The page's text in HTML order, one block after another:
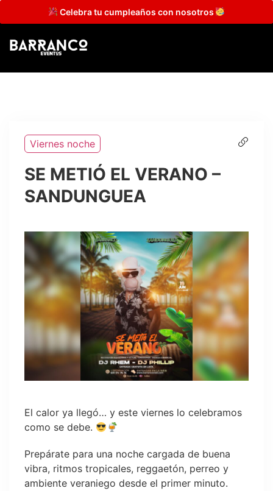
Celebra tu cumpleaños con nosotros
Viernes noche
SE METIÓ EL VERANO –
SANDUNGUEA
El calor ya llegó… y este viernes lo celebramos
como se debe.
Prepárate para una noche cargada de buena
vibra, ritmos tropicales, reggaetón, perreo y
ambiente veraniego desde el primer minuto.